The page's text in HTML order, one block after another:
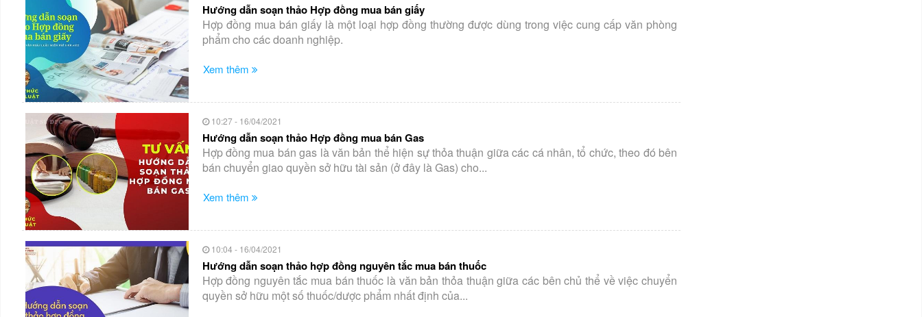
Hướng dẫn soạn thảo Hợp đồng mua bán giấy
Hợp đồng mua bán giấy là một loại hợp đồng thường được dùng trong việc cung cấp văn phòng
phẩm cho các doanh nghiệp.
Xem thêm
10:27 - 16/04/2021
Hướng dẫn soạn thảo Hợp đồng mua bán Gas
Hợp đồng mua bán gas là văn bản thể hiện sự thỏa thuận giữa các cá nhân, tổ chức, theo đó bên
bán chuyển giao quyền sở hữu tài sản (ở đây là Gas) cho...
Xem thêm
10:04 - 16/04/2021
Hướng dẫn soạn thảo hợp đồng nguyên tắc mua bán thuốc
Hợp đồng nguyên tắc mua bán thuốc là văn bản thỏa thuận giữa các bên chủ thể về việc chuyển
quyền sở hữu một số thuốc/dược phẩm nhất định của...